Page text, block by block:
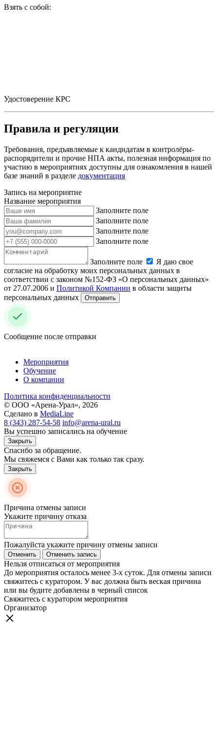
Взять с собой:
Удостоверение КРС
Правила и регуляции
Требования, предъявляемые к кандидатам в контролёры-
распорядители и прочие НПА акты, полезная информация по
участию в мероприятиях доступны для ознакомления в нашей
базе знаний в разделе документация
Запись на мероприятие
Название мероприятия
Заполните поле
Заполните поле
Заполните поле
Заполните поле
Заполните поле
Я даю свое
согласие на обработку моих персональных данных в
соответствии с законом №152-ФЗ «О персональных данных»
от 27.07.2006 и Политикой Компании в области защиты
персональных данных
Отправить
Сообщение после отправки
Мероприятия
Обучение
О компании
Политика конфиденциальности
© ООО «Арена-Урал», 2026
Сделано в MediaLine
8 (343) 287-54-58 info@arena-ural.ru
Вы успешно записались на обучение
Закрыть
Спасибо за обращение.
Мы свяжемся с Вами как только так сразу.
Закрыть
Причина отмены записи
Укажите причину отказа
Пожалуйста укажите причину отмены записи
Отменить Отменить запись
Нельзя отписаться от мероприятия
До мероприятия осталось менее 3-х суток. Для отмены записи
свяжитесь с куратором. У вас должна быть веская причина
или вы будите добавлены в черный список
Свяжитесь с куратором мероприятия
Организатор